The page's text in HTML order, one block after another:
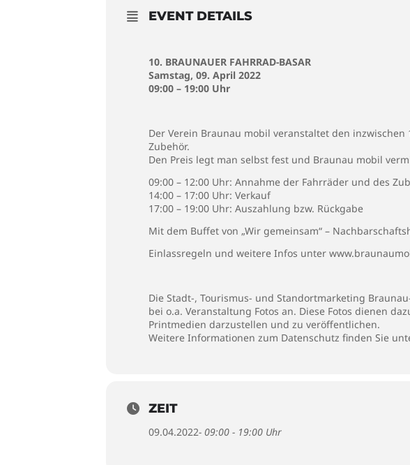
EVENT DETAILS
10. BRAUNAUER FAHRRAD-BASAR
Samstag, 09. April 2022
09:00 – 19:00 Uhr
Der Verein Braunau mobil veranstaltet den
Zubehör.
Den Preis legt man selbst fest und Braunau mobil
09:00 – 12:00 Uhr: Annahme der Fahrräder und des
14:00 – 17:00 Uhr: Verkauf
17:00 – 19:00 Uhr: Auszahlung bzw. Rückgabe
Mit dem Buffet von „Wir gemeinsam“ –
Einlassregeln und weitere Infos unter
Die Stadt-, Tourismus- und Standortmarketing
bei o.a. Veranstaltung Fotos an. Diese Fotos dienen
Printmedien darzustellen und zu veröffentlichen.
Weitere Informationen zum Datenschutz finden Sie
ZEIT
09.04.2022- 09:00 - 19:00 Uhr